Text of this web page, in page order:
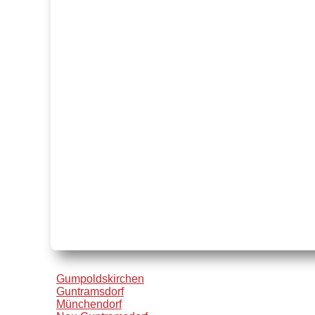
Gumpoldskirchen
Guntramsdorf
Münchendorf